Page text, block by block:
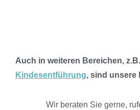
Auch in weiteren Bereichen,
Kindesentführung, sind unsere
Wir beraten Sie gerne,